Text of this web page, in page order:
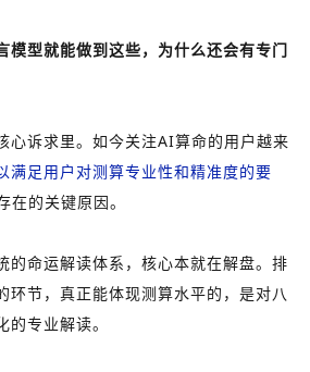
模型就能做到这些，为什么还会有专门
心诉求里。如今关注AI算命的用户越来
满足用户对测算专业性和精准度的要
在的关键原因。
的命运解读体系，核心本就在解盘。排
环节，真正能体现测算水平的，是对八
专业解读。